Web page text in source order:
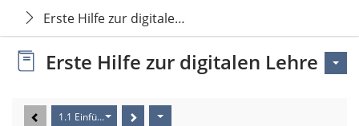
Erste Hilfe zur digitalen Lehre
Erste Hilfe zur digitalen Lehre
1.1 Einführung